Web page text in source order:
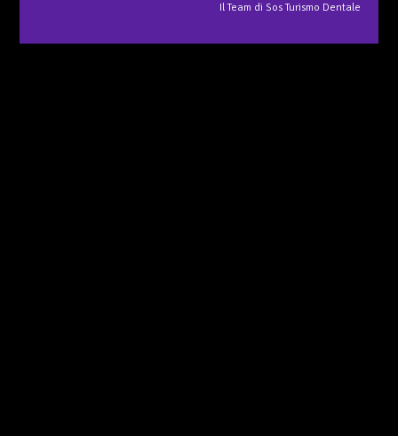
Il Team di Sos Turismo Dentale